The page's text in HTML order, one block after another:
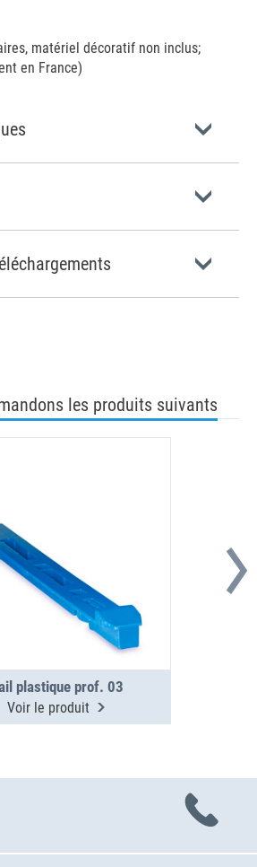
matériel décoratif non inclus;
en France)
les produits suivants
plastique prof. 03
Voir le produit